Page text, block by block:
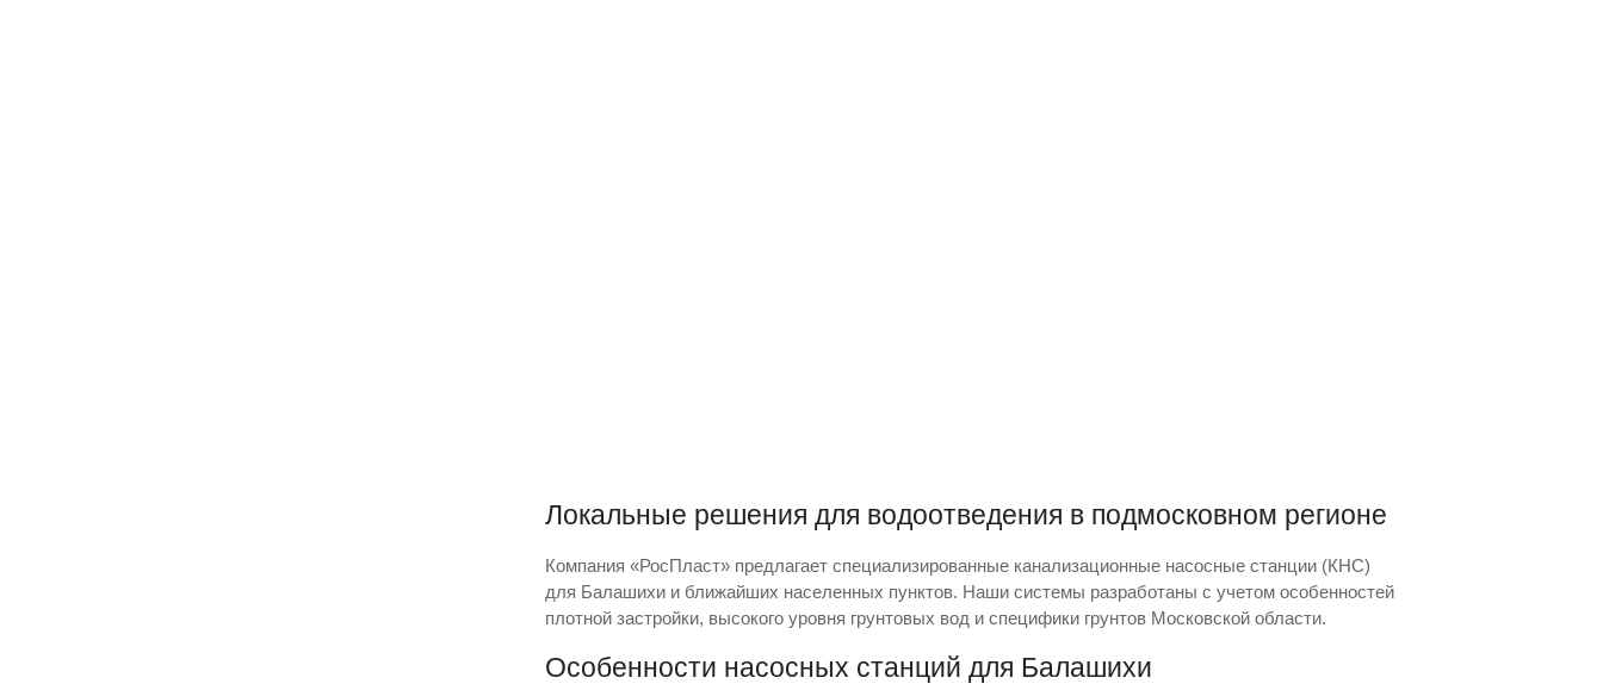
Локальные решения для водоотведения в подмосковном регионе
Компания «РосПласт» предлагает специализированные канализационные насосные станции (КНС)
для Балашихи и ближайших населенных пунктов. Наши системы разработаны с учетом особенностей
плотной застройки, высокого уровня грунтовых вод и специфики грунтов Московской области.
Особенности насосных станций для Балашихи